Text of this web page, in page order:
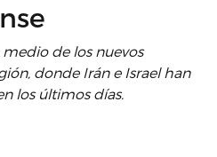
de los nuevos
donde Irán e Israel han
los últimos días.